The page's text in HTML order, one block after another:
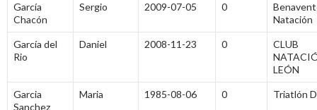
García
Chacón
Sergio 2009-07-05 0
Natación
García del
Rio
Daniel 2008-11-23 0
CLUB
LEÓN
Garcia
Sanchez
Maria 1985-08-06 0 Triatlón